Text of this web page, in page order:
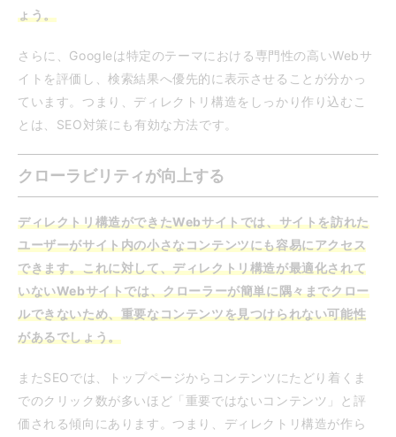
ょう。
さらに、Googleは特定のテーマにおける専門性の高いWebサ
イトを評価し、検索結果へ優先的に表示させることが分かっ
ています。つまり、ディレクトリ構造をしっかり作り込むこ
とは、SEO対策にも有効な方法です。
クローラビリティが向上する
ディレクトリ構造ができたWebサイトでは、サイトを訪れた
ユーザーがサイト内の小さなコンテンツにも容易にアクセス
できます。これに対して、ディレクトリ構造が最適化されて
いないWebサイトでは、クローラーが簡単に隅々までクロー
ルできないため、重要なコンテンツを見つけられない可能性
があるでしょう。
またSEOでは、トップページからコンテンツにたどり着くま
でのクリック数が多いほど「重要ではないコンテンツ」と評
価される傾向にあります。つまり、ディレクトリ構造が作ら